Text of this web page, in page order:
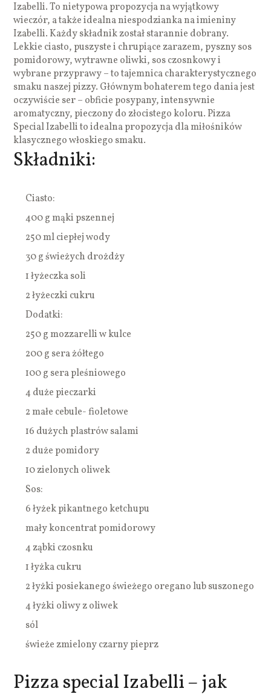
Izabelli. To nietypowa propozycja na wyjątkowy
wieczór, a także idealna niespodzianka na imieniny
Izabelli. Każdy składnik został starannie dobrany.
Lekkie ciasto, puszyste i chrupiące zarazem, pyszny sos
pomidorowy, wytrawne oliwki, sos czosnkowy i
wybrane przyprawy – to tajemnica charakterystycznego
smaku naszej pizzy. Głównym bohaterem tego dania jest
oczywiście ser – obficie posypany, intensywnie
aromatyczny, pieczony do złocistego koloru. Pizza
Special Izabelli to idealna propozycja dla miłośników
klasycznego włoskiego smaku.
Składniki:
Ciasto:
400 g mąki pszennej
250 ml ciepłej wody
30 g świeżych drożdży
1 łyżeczka soli
2 łyżeczki cukru
Dodatki:
250 g mozzarelli w kulce
200 g sera żółtego
100 g sera pleśniowego
4 duże pieczarki
2 małe cebule- fioletowe
16 dużych plastrów salami
2 duże pomidory
10 zielonych oliwek
Sos:
6 łyżek pikantnego ketchupu
mały koncentrat pomidorowy
4 ząbki czosnku
1 łyżka cukru
2 łyżki posiekanego świeżego oregano lub suszonego
4 łyżki oliwy z oliwek
sól
świeże zmielony czarny pieprz
Pizza special Izabelli – jak